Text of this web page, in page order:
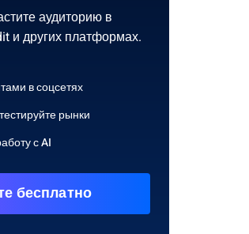
аудиторию в
и других платформах.
в соцсетях
рынки
с AI
бесплатно